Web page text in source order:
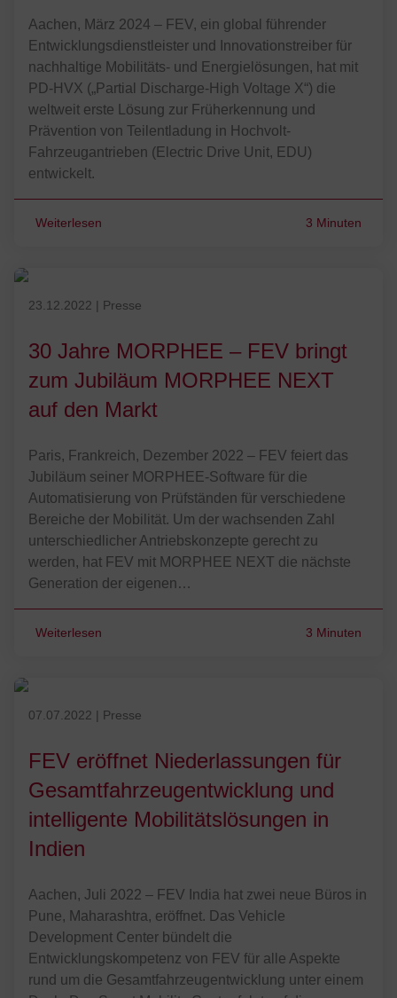
Aachen, März 2024 – FEV, ein global führender
Entwicklungsdienstleister und Innovationstreiber für
nachhaltige Mobilitäts- und Energielösungen, hat mit
PD-HVX („Partial Discharge-High Voltage X“) die
weltweit erste Lösung zur Früherkennung und
Prävention von Teilentladung in Hochvolt-
Fahrzeugantrieben (Electric Drive Unit, EDU)
entwickelt.
Weiterlesen 3 Minuten
Veröffentlicht am 23.12.2022
23.12.2022 | Presse
30 Jahre MORPHEE – FEV bringt
zum Jubiläum MORPHEE NEXT
auf den Markt
Paris, Frankreich, Dezember 2022 – FEV feiert das
Jubiläum seiner MORPHEE-Software für die
Automatisierung von Prüfständen für verschiedene
Bereiche der Mobilität. Um der wachsenden Zahl
unterschiedlicher Antriebskonzepte gerecht zu
werden, hat FEV mit MORPHEE NEXT die nächste
Generation der eigenen…
Weiterlesen 3 Minuten
FEV eröffnet in Pune, Indien, u. a. eine Niederlassung für
Veröffentlicht am 07.07.2022
07.07.2022 | Presse
FEV eröffnet Niederlassungen für
Gesamtfahrzeugentwicklung und
intelligente Mobilitätslösungen in
Indien
Aachen, Juli 2022 – FEV India hat zwei neue Büros in
Pune, Maharashtra, eröffnet. Das Vehicle
Development Center bündelt die
Entwicklungskompetenz von FEV für alle Aspekte
rund um die Gesamtfahrzeugentwicklung unter einem